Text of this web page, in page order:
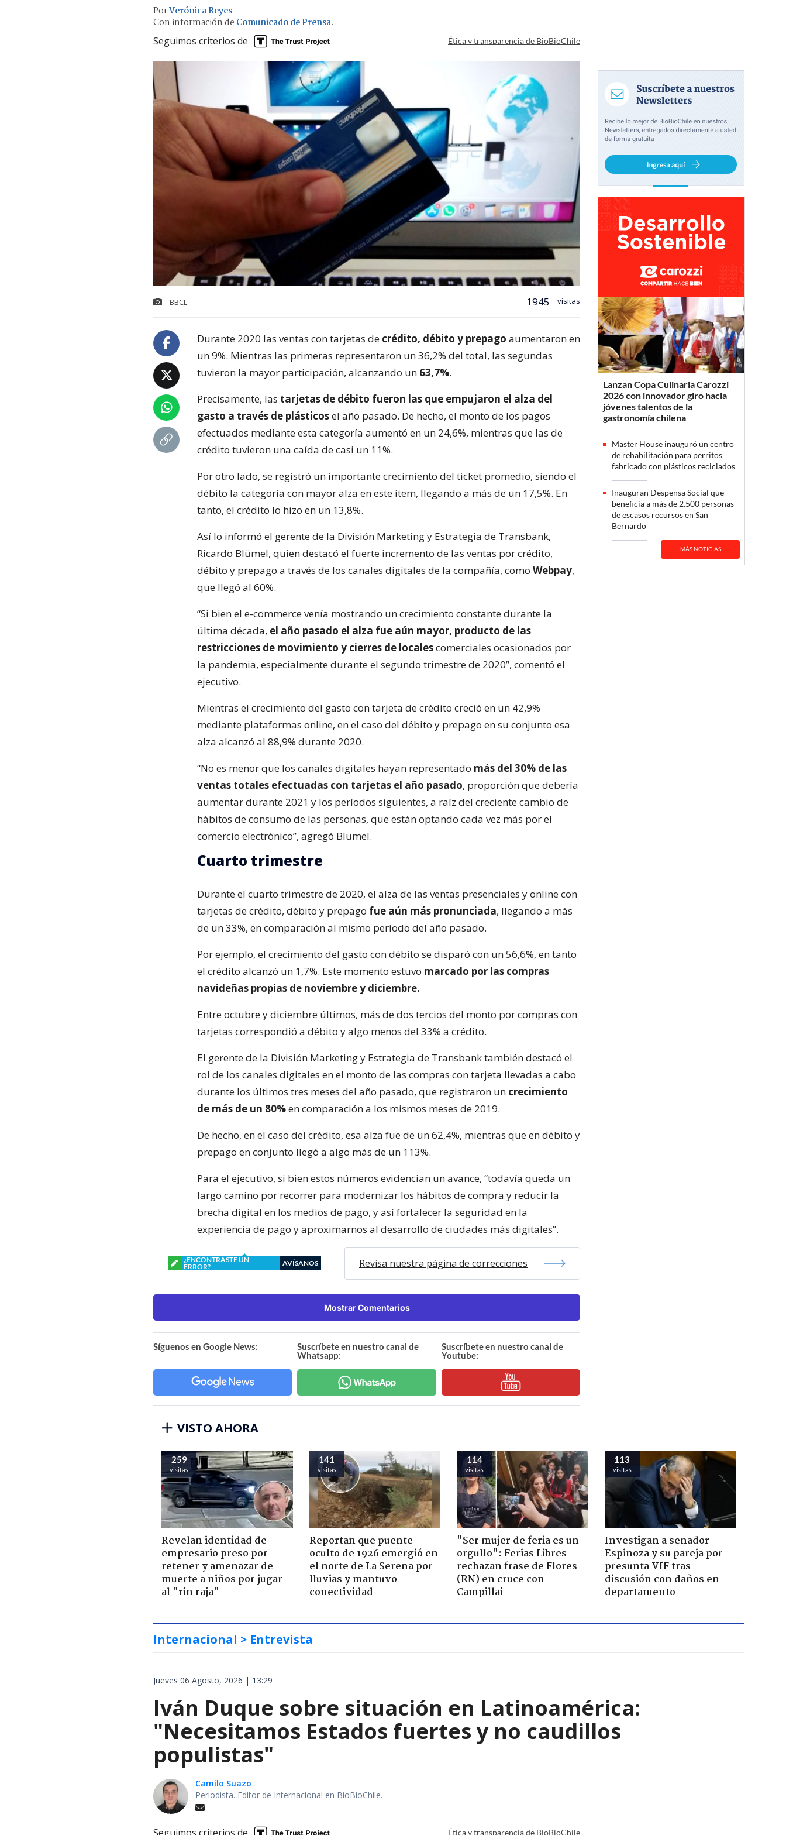
PorVerónica Reyes
Con información de Comunicado de Prensa.
Seguimos criterios de Ética y transparencia de BioBioChile
BBCL 1945 visitas
Durante 2020 las ventas con tarjetas de crédito, débito y prepago aumentaron en
un 9%. Mientras las primeras representaron un 36,2% del total, las segundas
tuvieron la mayor participación, alcanzando un 63,7%.
Precisamente, las tarjetas de débito fueron las que empujaron el alza del
gasto a través de plásticosel año pasado. De hecho, el monto de los pagos
efectuados mediante esta categoría aumentó en un 24,6%, mientras que las de
crédito tuvieron una caída de casi un 11%.
Por otro lado, se registró un importante crecimiento del ticket promedio, siendo el
débito la categoría con mayor alza en este ítem, llegando a más de un 17,5%. En
tanto, el crédito lo hizo en un 13,8%.
Así lo informó el gerente de la División Marketing y Estrategia de Transbank,
Ricardo Blümel, quien destacó el fuerte incremento de las ventas por crédito,
débito y prepago a través de los canales digitales de la compañía, como Webpay,
que llegó al 60%.
“Si bien el e-commerce venía mostrando un crecimiento constante durante la
última década, el año pasado el alza fue aún mayor, producto de las
restricciones de movimiento y cierres de localescomerciales ocasionados por
la pandemia, especialmente durante el segundo trimestre de 2020”, comentó el
ejecutivo.
Mientras el crecimiento del gasto con tarjeta de crédito creció en un 42,9%
mediante plataformas online, en el caso del débito y prepago en su conjunto esa
alza alcanzó al 88,9% durante 2020.
“No es menor que los canales digitales hayan representado más del 30% de las
ventas totales efectuadas con tarjetas el año pasado, proporción que debería
aumentar durante 2021 y los períodos siguientes, a raíz del creciente cambio de
hábitos de consumo de las personas, que están optando cada vez más por el
comercio electrónico”, agregó Blümel.
Cuarto trimestre
Durante el cuarto trimestre de 2020, el alza de las ventas presenciales y online con
tarjetas de crédito, débito y prepago fue aún más pronunciada, llegando a más
de un 33%, en comparación al mismo período del año pasado.
Por ejemplo, el crecimiento del gasto con débito se disparó con un 56,6%, en tanto
el crédito alcanzó un 1,7%. Este momento estuvo marcado por las compras
navideñas propias de noviembre y diciembre.
Entre octubre y diciembre últimos, más de dos tercios del monto por compras con
tarjetas correspondió a débito y algo menos del 33% a crédito.
El gerente de la División Marketing y Estrategia de Transbank también destacó el
rol de los canales digitales en el monto de las compras con tarjeta llevadas a cabo
durante los últimos tres meses del año pasado, que registraron un crecimiento
de más de un 80%en comparación a los mismos meses de 2019.
De hecho, en el caso del crédito, esa alza fue de un 62,4%, mientras que en débito y
prepago en conjunto llegó a algo más de un 113%.
Para el ejecutivo, si bien estos números evidencian un avance, “todavía queda un
largo camino por recorrer para modernizar los hábitos de compra y reducir la
brecha digital en los medios de pago, y así fortalecer la seguridad en la
experiencia de pago y aproximarnos al desarrollo de ciudades más digitales”.
¿ENCONTRASTE UN
ERROR?
AVÍSANOS Revisa nuestra página de correcciones
Mostrar Comentarios
Síguenos en Google News:
Suscríbete en nuestro canal de
Whatsapp:
Suscríbete en nuestro canal de
Youtube:
Lanzan Copa Culinaria Carozzi
2026 con innovador giro hacia
jóvenes talentos de la
gastronomía chilena
Master House inauguró un centro
de rehabilitación para perritos
fabricado con plásticos reciclados
Inauguran Despensa Social que
beneficia a más de 2.500 personas
de escasos recursos en San
Bernardo
MÁS NOTICIAS
VISTO AHORA
259
visitas
Revelan identidad de
empresario preso por
retener y amenazar de
muerte a niños por jugar
al "rin raja"
141
visitas
Reportan que puente
oculto de 1926 emergió en
el norte de La Serena por
lluvias y mantuvo
conectividad
114
visitas
"Ser mujer de feria es un
orgullo": Ferias Libres
rechazan frase de Flores
(RN) en cruce con
Campillai
113
visitas
Investigan a senador
Espinoza y su pareja por
presunta VIF tras
discusión con daños en
departamento
Internacional > Entrevista
Jueves 06 Agosto, 2026 | 13:29
Iván Duque sobre situación en Latinoamérica:
"Necesitamos Estados fuertes y no caudillos
populistas"
Camilo Suazo
Periodista. Editor de Internacional en BioBioChile.
Ética y transparencia de BioBioChile